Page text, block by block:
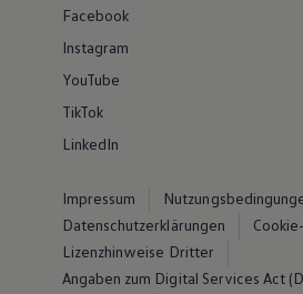
Facebook
Instagram
YouTube
TikTok
LinkedIn
Impressum
Datenschutzerklärungen
Lizenzhinweise Dritter
Angaben zum Digital Services Act